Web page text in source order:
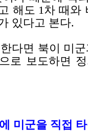
해도 1차 때와
있다고 본다.
다면 북이 미
로 보도하면
미군을 직접